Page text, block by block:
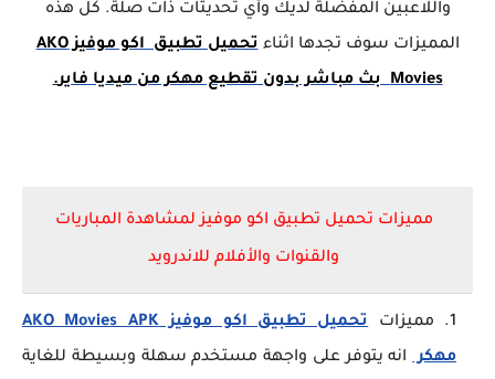
واللاعبين المفضلة لديك وأي تحديثات ذات صلة. كل هذه
المميزات سوف تجدها اثناء
تحميل تطبيق اكو موفيز AKO
Movies بث مباشر بدون تقطيع مهكر من ميديا فاير
.
مميزات تحميل تطبيق اكو موفيز لمشاهدة المباريات
والقنوات والأفلام للاندرويد
مميزات
تحميل تطبيق اكو موفيز AKO Movies APK
مهكرانه يتوفر على واجهة مستخدم سهلة وبسيطة للغاية